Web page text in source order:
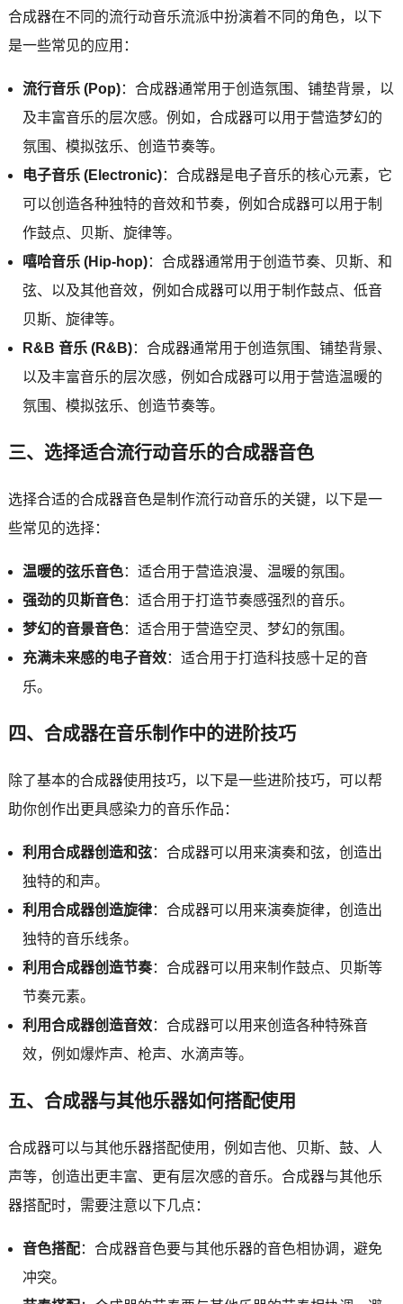
合成器在不同的流行动音乐流派中扮演着不同的角色，以下
是一些常见的应用：
流行音乐 (Pop)：合成器通常用于创造氛围、铺垫背景，以
及丰富音乐的层次感。例如，合成器可以用于营造梦幻的
氛围、模拟弦乐、创造节奏等。
电子音乐 (Electronic)：合成器是电子音乐的核心元素，它
可以创造各种独特的音效和节奏，例如合成器可以用于制
作鼓点、贝斯、旋律等。
嘻哈音乐 (Hip-hop)：合成器通常用于创造节奏、贝斯、和
弦、以及其他音效，例如合成器可以用于制作鼓点、低音
贝斯、旋律等。
R&B 音乐 (R&B)：合成器通常用于创造氛围、铺垫背景、
以及丰富音乐的层次感，例如合成器可以用于营造温暖的
氛围、模拟弦乐、创造节奏等。
三、选择适合流行动音乐的合成器音色
选择合适的合成器音色是制作流行动音乐的关键，以下是一
些常见的选择：
温暖的弦乐音色：适合用于营造浪漫、温暖的氛围。
强劲的贝斯音色：适合用于打造节奏感强烈的音乐。
梦幻的音景音色：适合用于营造空灵、梦幻的氛围。
充满未来感的电子音效：适合用于打造科技感十足的音
乐。
四、合成器在音乐制作中的进阶技巧
除了基本的合成器使用技巧，以下是一些进阶技巧，可以帮
助你创作出更具感染力的音乐作品：
利用合成器创造和弦：合成器可以用来演奏和弦，创造出
独特的和声。
利用合成器创造旋律：合成器可以用来演奏旋律，创造出
独特的音乐线条。
利用合成器创造节奏：合成器可以用来制作鼓点、贝斯等
节奏元素。
利用合成器创造音效：合成器可以用来创造各种特殊音
效，例如爆炸声、枪声、水滴声等。
五、合成器与其他乐器如何搭配使用
合成器可以与其他乐器搭配使用，例如吉他、贝斯、鼓、人
声等，创造出更丰富、更有层次感的音乐。合成器与其他乐
器搭配时，需要注意以下几点：
音色搭配：合成器音色要与其他乐器的音色相协调，避免
冲突。